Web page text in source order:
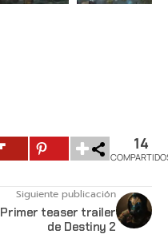
14
Siguiente publicación
Primer teaser trailer
de Destiny 2